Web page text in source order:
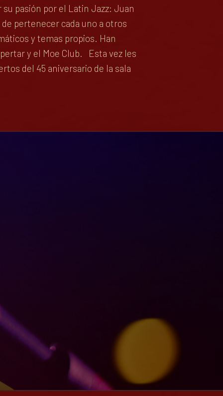
pasión por el Latin Jazz: Juan
pertenecer cada uno a otros
y temas propios. Han
y el Moe Club. Esta vez les
del 45 aniversario de la sala